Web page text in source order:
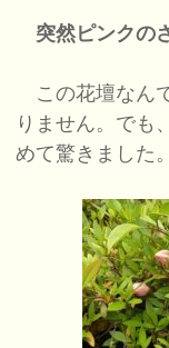
突然ピンクの
この花壇なん
りません。でも
めて驚きました。